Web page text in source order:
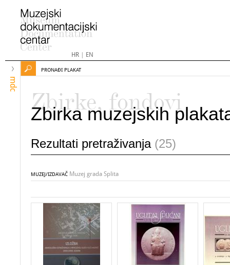
HR| EN
mdc
PRONAĐI PLAKAT
Zbirke, fondovi
Zbirka muzejskih
Rezultati pretraživanja (25)
MUZEJ/IZDAVAČ Muzej grada Splita